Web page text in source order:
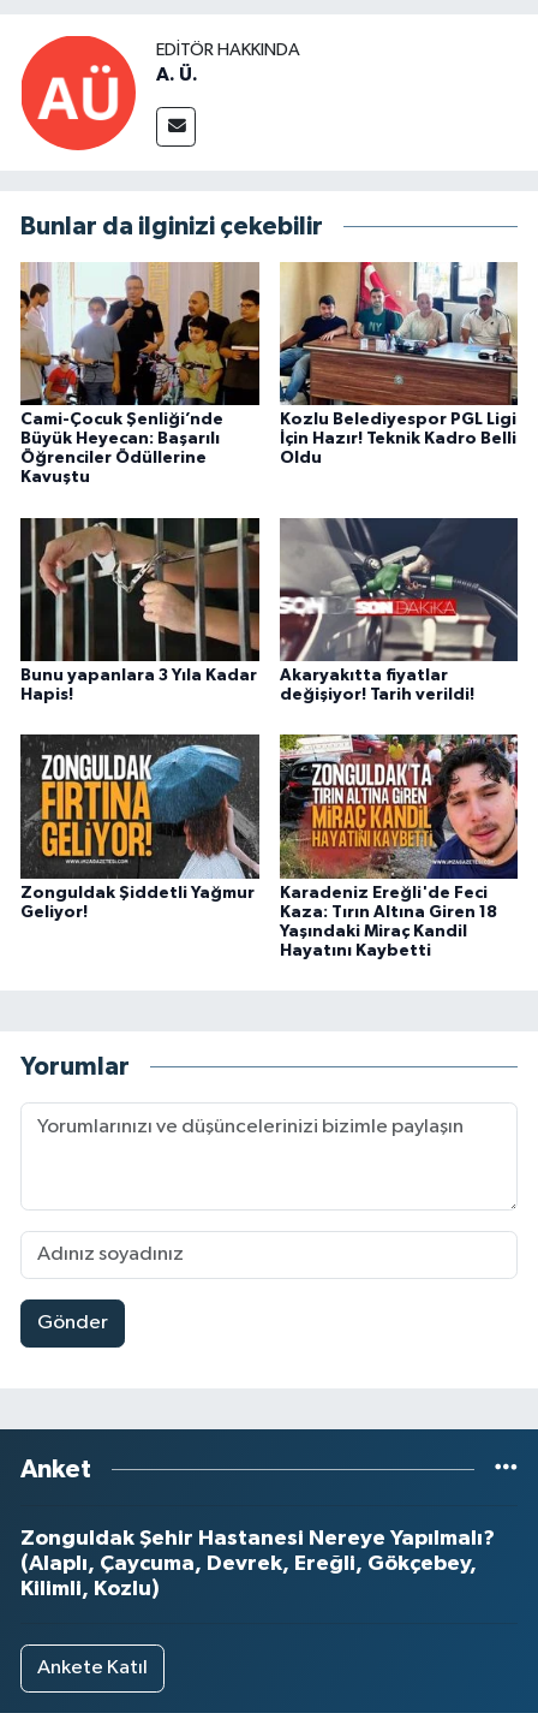
EDITÖR HAKKINDA
A. Ü.
Bunlar da ilginizi çekebilir
Cami-Çocuk Şenliği’nde
Büyük Heyecan: Başarılı
Öğrenciler Ödüllerine
Kavuştu
Kozlu Belediyespor PGL Ligi
İçin Hazır! Teknik Kadro Belli
Oldu
Bunu yapanlara 3 Yıla Kadar
Hapis!
Akaryakıtta fiyatlar
değişiyor! Tarih verildi!
Zonguldak Şiddetli Yağmur
Geliyor!
Karadeniz Ereğli'de Feci
Kaza: Tırın Altına Giren 18
Yaşındaki Miraç Kandil
Hayatını Kaybetti
Yorumlar
Gönder
Anket
Zonguldak Şehir Hastanesi Nereye Yapılmalı?
(Alaplı, Çaycuma, Devrek, Ereğli, Gökçebey,
Kilimli, Kozlu)
Ankete Katıl